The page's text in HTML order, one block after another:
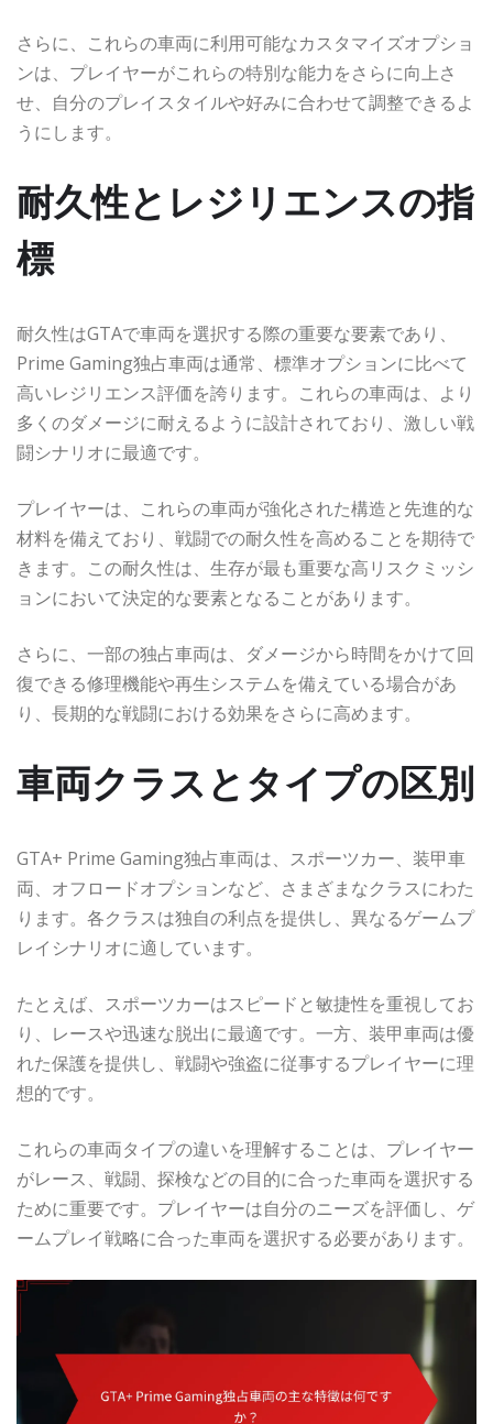
さらに、これらの車両に利用可能なカスタマイズオプショ
ンは、プレイヤーがこれらの特別な能力をさらに向上さ
せ、自分のプレイスタイルや好みに合わせて調整できるよ
うにします。
耐久性とレジリエンスの指
標
耐久性はGTAで車両を選択する際の重要な要素であり、
Prime Gaming独占車両は通常、標準オプションに比べて
高いレジリエンス評価を誇ります。これらの車両は、より
多くのダメージに耐えるように設計されており、激しい戦
闘シナリオに最適です。
プレイヤーは、これらの車両が強化された構造と先進的な
材料を備えており、戦闘での耐久性を高めることを期待で
きます。この耐久性は、生存が最も重要な高リスクミッシ
ョンにおいて決定的な要素となることがあります。
さらに、一部の独占車両は、ダメージから時間をかけて回
復できる修理機能や再生システムを備えている場合があ
り、長期的な戦闘における効果をさらに高めます。
車両クラスとタイプの区別
GTA+ Prime Gaming独占車両は、スポーツカー、装甲車
両、オフロードオプションなど、さまざまなクラスにわた
ります。各クラスは独自の利点を提供し、異なるゲームプ
レイシナリオに適しています。
たとえば、スポーツカーはスピードと敏捷性を重視してお
り、レースや迅速な脱出に最適です。一方、装甲車両は優
れた保護を提供し、戦闘や強盗に従事するプレイヤーに理
想的です。
これらの車両タイプの違いを理解することは、プレイヤー
がレース、戦闘、探検などの目的に合った車両を選択する
ために重要です。プレイヤーは自分のニーズを評価し、ゲ
ームプレイ戦略に合った車両を選択する必要があります。